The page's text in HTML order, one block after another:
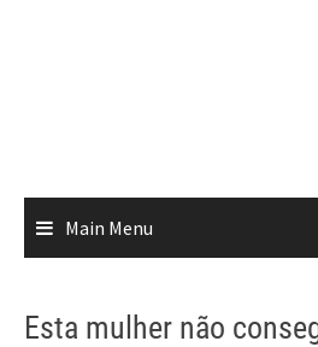
Main Menu
Esta mulher não